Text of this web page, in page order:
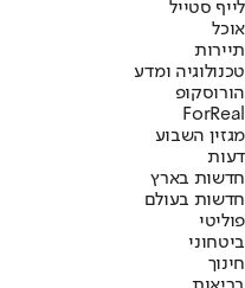
לייף סטייל
אוכל
תיירות
טכנולוגיה ומדע
הורוסקופ
ForReal
מגזין השבוע
דעות
חדשות בארץ
חדשות בעולם
פוליטי
ביטחוני
חינוך